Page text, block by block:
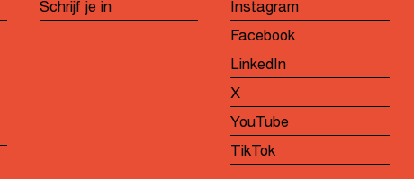
Schrijf je in
Instagram
Facebook
LinkedIn
X
YouTube
TikTok